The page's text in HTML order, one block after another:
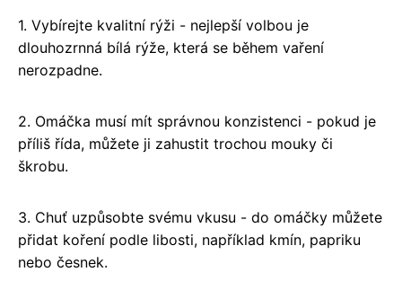
1. Vybírejte kvalitní rýži - nejlepší volbou je
dlouhozrnná bílá rýže, která se během vaření
nerozpadne.
2. Omáčka musí mít správnou konzistenci - pokud je
příliš řída, můžete ji zahustit trochou mouky či
škrobu.
3. Chuť uzpůsobte svému vkusu - do omáčky můžete
přidat koření podle libosti, například kmín, papriku
nebo česnek.